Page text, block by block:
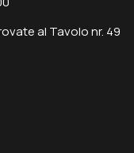
al Tavolo nr. 49